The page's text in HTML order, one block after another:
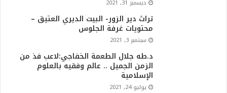
ديسمبر 31, 2021
تراث دير الزور- البيت الديري العتيق –
محتويات غرفة الجلوس
سبتمبر 3, 2021
د.طه جلال الطعمة الخفاجي:لاعب فذ من
الزمن الجميل .. عالم وفقيه بالعلوم
الإسلامية
يوليو 24, 2021